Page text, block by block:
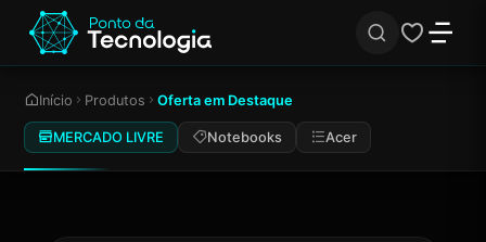
Início Produtos Oferta em Destaque
MERCADO LIVRE Notebooks Acer